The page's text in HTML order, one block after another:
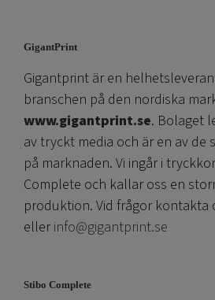
GigantPrint
Gigantprint är en
branschen på den nordiska
www.gigantprint.se. Bolaget
av tryckt media och är en av de
på marknaden. Vi ingår i
Complete och kallar oss en
produktion. Vid frågor kontakta
ellerinfo@gigantprint.se
Stibo Complete